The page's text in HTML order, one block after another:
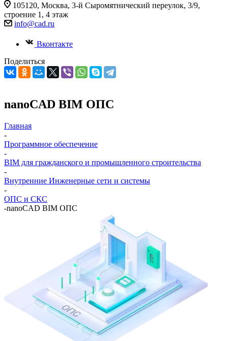
105120, Москва, 3-й Сыромятнический переулок, 3/9,
строение 1, 4 этаж
info@cad.ru
Вконтакте
Поделиться
nanoCAD BIM ОПС
Главная
-
Программное обеспечение
-
BIM для гражданского и промышленного строительства
-
Внутренние Инженерные сети и системы
-
ОПС и СКС
-nanoCAD BIM ОПС